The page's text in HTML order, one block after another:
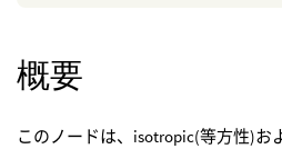
概要
このノードは、isotropic(等方性)お